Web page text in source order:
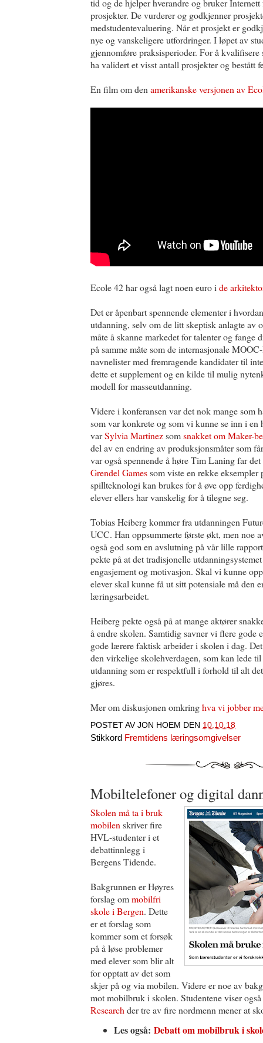
tid og de hjelper hverandre og bruker
prosjekter. De vurderer og godkjenner
medstudentevaluering. Når et prosjekt er
nye og vanskeligere utfordringer. I løpet av
gjennomføre praksisperioder. For å
ha validert et visst antall prosjekter og bestått
En film om den amerikanske versjonen av
Ecole 42 har også lagt noen euro i de
Det er åpenbart spennende elementer i
utdanning, selv om de litt skeptisk anlagte av
måte å skanne markedet for talenter og fange
på samme måte som de internasjonale
navnelister med fremragende kandidater til
dette et supplement og en kilde til mulig
modell for masseutdanning.
Videre i konferansen var det nok mange som
som var konkrete og som vi kunne se inn i en
varSylvia Martinezsomsnakket om Maker-
del av en endring av produksjonsmåter som
var også spennende å høre Tim Laning far
Grendel Gamessom viste en rekke
spillteknologi kan brukes for å øve opp
elever ellers har vanskelig for å tilegne seg.
Tobias Heiberg kommer fra utdanningen
UCC. Han oppsummerte første økt, men noe
også god som en avslutning på vår lille
pekte på at det tradisjonelle
engasjement og motivasjon. Skal vi kunne
elever skal kunne få ut sitt potensiale må den
læringsarbeidet.
Heiberg pekte også på at mange aktører
å endre skolen. Samtidig savner vi flere gode
gode lærere faktisk arbeider i skolen i dag.
den virkelige skolehverdagen, som kan lede
utdanning som er respektfull i forhold til alt
gjøres.
Mer om diskusjonen omkringhva vi jobber
POSTET AV JON HOEM DEN 10.10.18
Stikkord Fremtidens læringsomgivelser
Mobiltelefoner og digital
Skolen må ta i bruk
mobilenskriver fire
HVL-studenter i et
debattinnlegg i
Bergens Tidende.
Bakgrunnen er Høyres
forslag ommobilfri
skole i Bergen. Dette
er et forslag som
kommer som et forsøk
på å løse problemer
med elever som blir alt
for opptatt av det som
skjer på og via mobilen. Videre er noe av
mot mobilbruk i skolen. Studentene viser
Researchder tre av fire nordmenn mener at
Les også: Debatt om mobilbruk i